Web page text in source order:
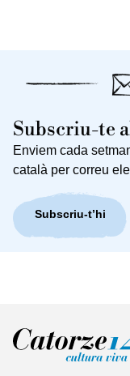
Subscriu-te
Enviem cada
català per correu
Subscriu-t’hi